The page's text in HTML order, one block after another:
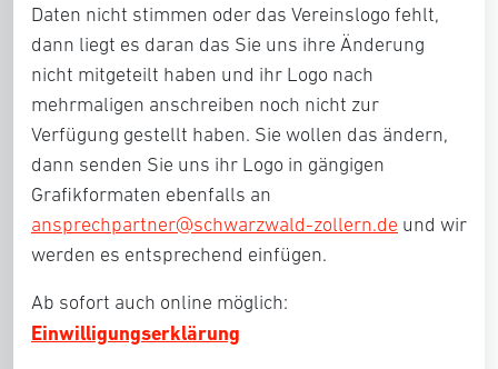
Daten nicht stimmen oder das Vereinslogo fehlt,
dann liegt es daran das Sie uns ihre Änderung
nicht mitgeteilt haben und ihr Logo nach
mehrmaligen anschreiben noch nicht zur
Verfügung gestellt haben. Sie wollen das ändern,
dann senden Sie uns ihr Logo in gängigen
Grafikformaten ebenfalls an
ansprechpartner@schwarzwald-zollern.de und wir
werden es entsprechend einfügen.
Ab sofort auch online möglich:
Einwilligungserklärung